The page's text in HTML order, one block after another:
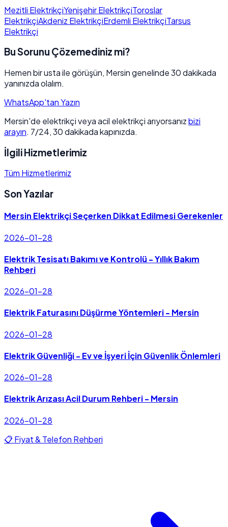
Mezitli ElektrikçiYenişehir ElektrikçiToroslar
ElektrikçiAkdeniz ElektrikçiErdemli ElektrikçiTarsus
Elektrikçi
Bu Sorunu Çözemediniz mi?
Hemen bir usta ile görüşün, Mersin genelinde 30 dakikada
yanınızda olalım.
WhatsApp'tan Yazın
Mersin'de elektrikçi veya acil elektrikçi arıyorsanızbizi
arayın. 7/24, 30 dakikada kapınızda.
İlgili Hizmetlerimiz
Tüm Hizmetlerimiz
Son Yazılar
Mersin Elektrikçi Seçerken Dikkat Edilmesi Gerekenler
2026-01-28
Elektrik Tesisatı Bakımı ve Kontrolü - Yıllık Bakım
Rehberi
2026-01-28
Elektrik Faturasını Düşürme Yöntemleri - Mersin
2026-01-28
Elektrik Güvenliği - Ev ve İşyeri İçin Güvenlik Önlemleri
2026-01-28
Elektrik Arızası Acil Durum Rehberi - Mersin
2026-01-28
📋 Fiyat & Telefon Rehberi